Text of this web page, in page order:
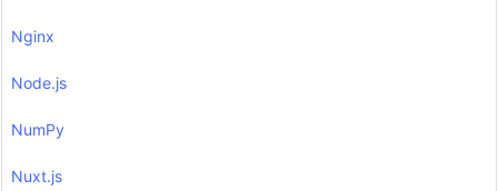
Nginx
Node.js
NumPy
Nuxt.js